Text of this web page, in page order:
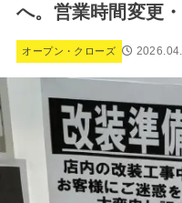
へ。営業時間変更
オープン・クローズ